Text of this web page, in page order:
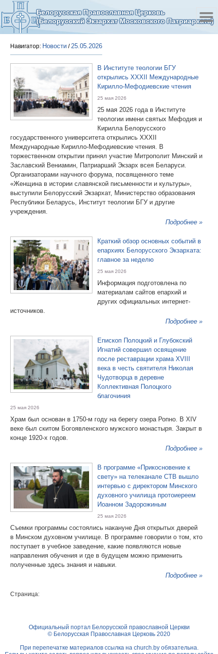
Белорусская Православная Церковь
(Белорусский Экзархат Московского Патриархата)
Навигатор: Новости /25.05.2026
В Институте теологии БГУ
открылись XXXII Международные
Кирилло-Мефодиевские чтения
25 мая 2026
25 мая 2026 года в Институте
теологии имени святых Мефодия и
Кирилла Белорусского
государственного университета открылись XXXII
Международные Кирилло-Мефодиевские чтения. В
торжественном открытии принял участие Митрополит Минский и
Заславский Вениамин, Патриарший Экзарх всея Беларуси.
Организаторами научного форума, посвященного теме
«Женщина в истории славянской письменности и культуры»,
выступили Белорусский Экзархат, Министерство образования
Республики Беларусь, Институт теологии БГУ и другие
учреждения.
Подробнее »
Краткий обзор основных событий в
епархиях Белорусского Экзархата:
главное за неделю
25 мая 2026
Информация подготовлена по
материалам сайтов епархий и
других официальных интернет-
источников.
Подробнее »
Епископ Полоцкий и Глубокский
Игнатий совершил освящение
после реставрации храма XVIII
века в честь святителя Николая
Чудотворца в деревне
Коллективная Полоцкого
благочиния
25 мая 2026
Храм был основан в 1750-м году на берегу озера Ропно. В ХIV
веке был скитом Богоявленского мужского монастыря. Закрыт в
конце 1920-х годов.
Подробнее »
В программе «Прикосновение к
свету» на телеканале СТВ вышло
интервью с директором Минского
духовного училища протоиереем
Иоанном Задорожиным
25 мая 2026
Съемки программы состоялись накануне Дня открытых дверей
в Минском духовном училище. В программе говорили о том, кто
поступает в учебное заведение, какие появляются новые
направления обучения и где в будущем можно применить
полученные здесь знания и навыки.
Подробнее »
Страница:
Официальный портал Белорусской православной Церкви
© Белорусская Православная Церковь 2020
При перепечатке материалов ссылка на church.byобязательна.